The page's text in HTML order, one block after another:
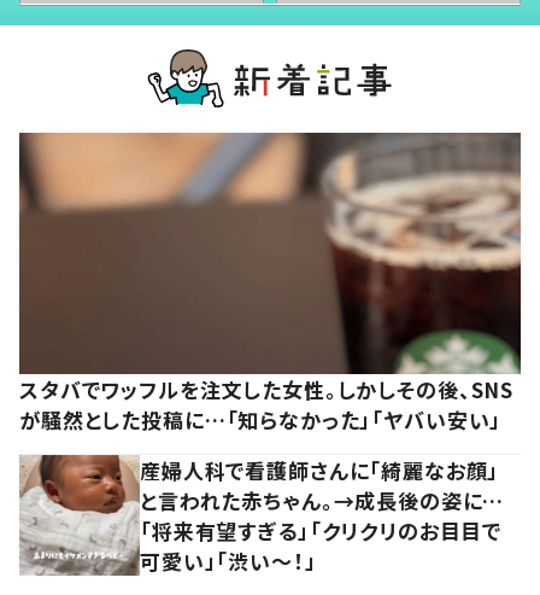
スタバでワッフルを注文した女性。しかしその後、SNS
が騒然とした投稿に…「知らなかった」「ヤバい安い」
産婦人科で看護師さんに「綺麗なお顔」
と言われた赤ちゃん。→成長後の姿に…
「将来有望すぎる」「クリクリのお目目で
可愛い」「渋い～！」